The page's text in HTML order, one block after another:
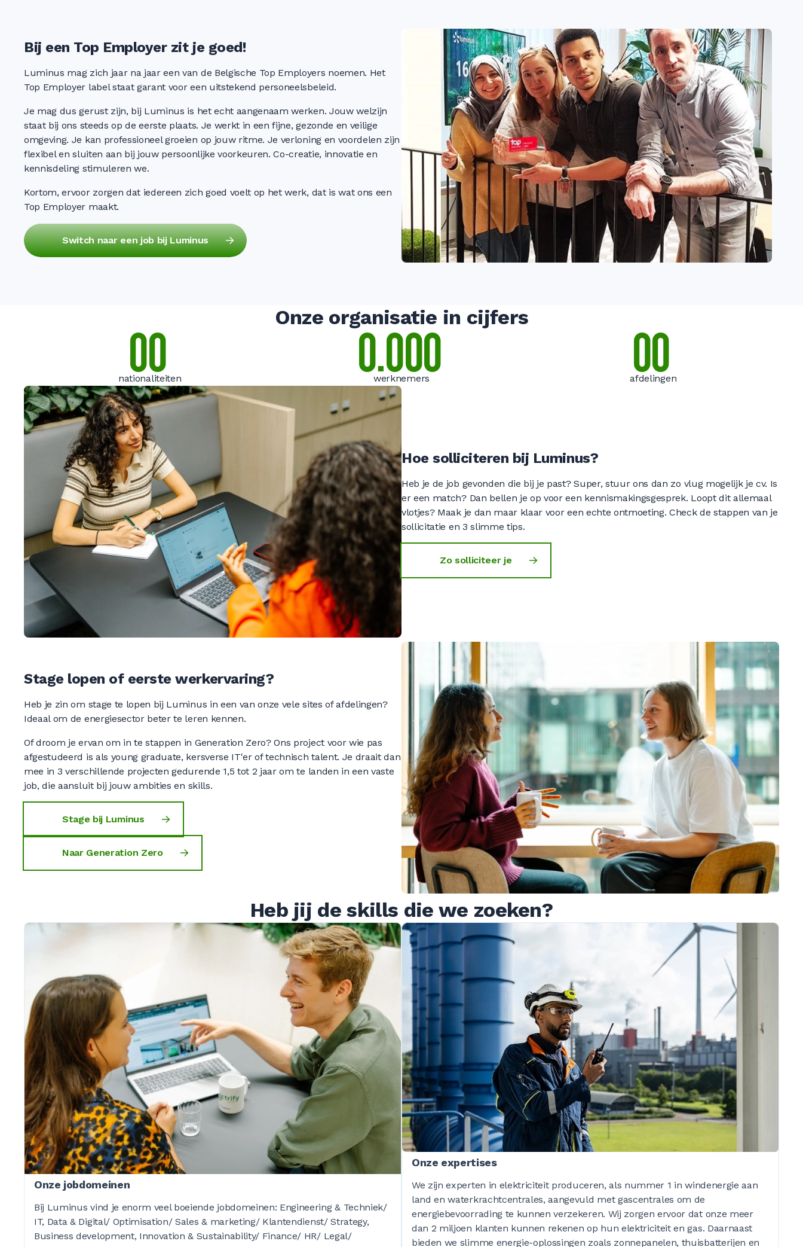
Bij een Top Employer zit je goed!
Luminus mag zich jaar na jaar een van de Belgische Top Employers noemen. Het
Top Employer label staat garant voor een uitstekend personeelsbeleid.
Je mag dus gerust zijn, bij Luminus is het echt aangenaam werken. Jouw welzijn
staat bij ons steeds op de eerste plaats. Je werkt in een fijne, gezonde en veilige
omgeving. Je kan professioneel groeien op jouw ritme. Je verloning en voordelen zijn
flexibel en sluiten aan bij jouw persoonlijke voorkeuren. Co-creatie, innovatie en
kennisdeling stimuleren we.
Kortom, ervoor zorgen dat iedereen zich goed voelt op het werk, dat is wat ons een
Top Employer maakt.
Switch naar een job bij Luminus
Onze organisatie in cijfers
0
0
0
0
0
0
0
0
0
0
0
0
0
0
0
0
0
nationaliteiten
0
0
0
0
.0
0
0
0
0
0
0
0
0
0
0
0
0
0
0
0
0
0
0
0
0
0
0
0
0
0
0
0
0
0
0
0
0
0
0
0
0
0
0
0
0
0
0
0
0
0
0
werknemers
00
0
0
0
0
0
0
0
afdelingen
Hoe solliciteren bij Luminus?
Heb je de job gevonden die bij je past? Super, stuur ons dan zo vlug mogelijk je cv. Is
er een match? Dan bellen je op voor een kennismakingsgesprek. Loopt dit allemaal
vlotjes? Maak je dan maar klaar voor een echte ontmoeting. Check de stappen van je
sollicitatie en 3 slimme tips.
Zo solliciteer je
Stage lopen of eerste werkervaring?
Heb je zin om stage te lopen bij Luminus in een van onze vele sites of afdelingen?
Ideaal om de energiesector beter te leren kennen.
Of droom je ervan om in te stappen in Generation Zero? Ons project voor wie pas
afgestudeerd is als young graduate, kersverse IT'er of technisch talent. Je draait dan
mee in 3 verschillende projecten gedurende 1,5 tot 2 jaar om te landen in een vaste
job, die aansluit bij jouw ambities en skills.
Stage bij Luminus
Naar Generation Zero
Heb jij de skills die we zoeken?
Onze jobdomeinen
Bij Luminus vind je enorm veel boeiende jobdomeinen: Engineering & Techniek/
IT, Data & Digital/ Optimisation/ Sales & marketing/ Klantendienst/ Strategy,
Business development, Innovation & Sustainability/ Finance/ HR/ Legal/
Onze expertises
We zijn experten in elektriciteit produceren, als nummer 1 in windenergie aan
land en waterkrachtcentrales, aangevuld met gascentrales om de
energiebevoorrading te kunnen verzekeren. Wij zorgen ervoor dat onze meer
dan 2 miljoen klanten kunnen rekenen op hun elektriciteit en gas. Daarnaast
bieden we slimme energie-oplossingen zoals zonnepanelen, thuisbatterijen en